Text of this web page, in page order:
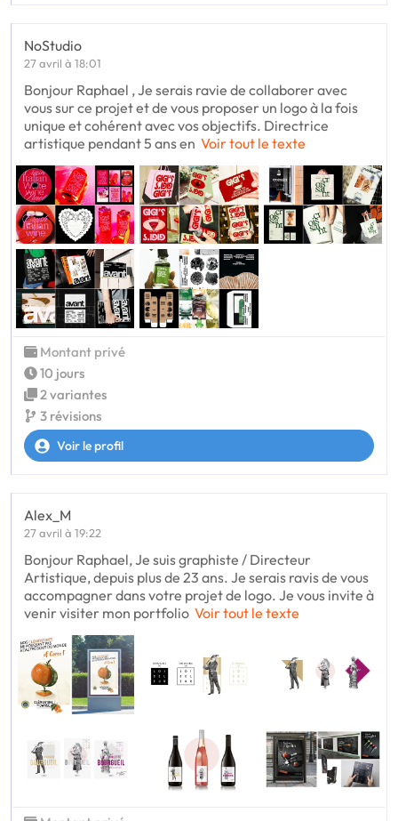
NoStudio
27 avril à 18:01
Bonjour Raphael , Je serais ravie de collaborer avec
vous sur ce projet et de vous proposer un logo à la fois
unique et cohérent avec vos objectifs. Directrice
artistique pendant 5 ans en Voir tout le texte
Montant privé
10 jours
2 variantes
3 révisions
Voir le profil
Alex_M
27 avril à 19:22
Bonjour Raphael, Je suis graphiste / Directeur
Artistique, depuis plus de 23 ans. Je serais ravis de vous
accompagner dans votre projet de logo. Je vous invite à
venir visiter mon portfolio Voir tout le texte